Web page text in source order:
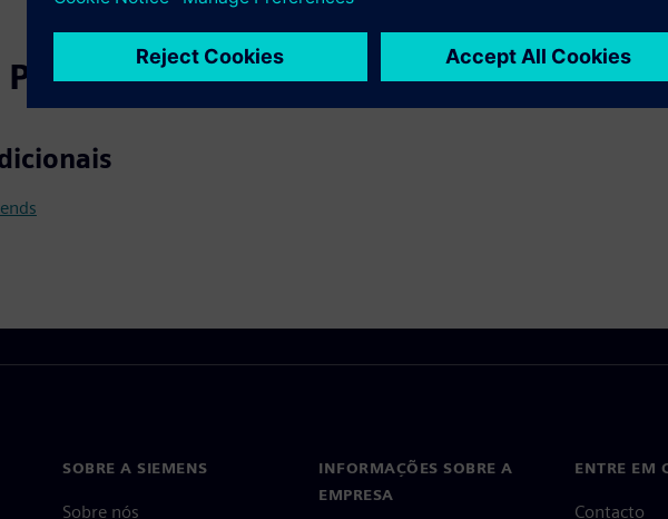
Relacionados
SOBRE A SIEMENS
Sobre nós
INFORMAÇÕES SOBRE A
EMPRESA
ENTRE EM
Contacto